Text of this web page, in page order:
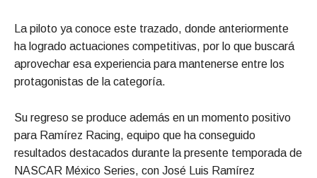
La piloto ya conoce este trazado, donde anteriormente
ha logrado actuaciones competitivas, por lo que buscará
aprovechar esa experiencia para mantenerse entre los
protagonistas de la categoría.
Su regreso se produce además en un momento positivo
para Ramírez Racing, equipo que ha conseguido
resultados destacados durante la presente temporada de
NASCAR México Series, con José Luis Ramírez